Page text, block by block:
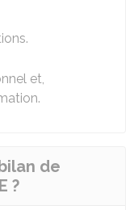
et,
de
?